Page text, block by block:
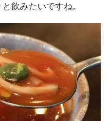
飲みたいですね。